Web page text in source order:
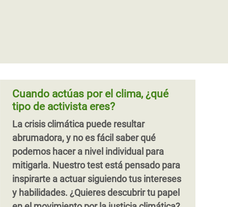
destrucción y devastación totalmente
nuevo y aterrador.
y hogares, y está poniendo a muchas más
futuro.
Cuando actúas por el clima, ¿qué
tipo de activista eres?
La crisis climática puede resultar
abrumadora, y no es fácil saber qué
podemos hacer a nivel individual para
mitigarla. Nuestro test está pensado para
inspirarte a actuar siguiendo tus intereses
y habilidades. ¿Quieres descubrir tu papel